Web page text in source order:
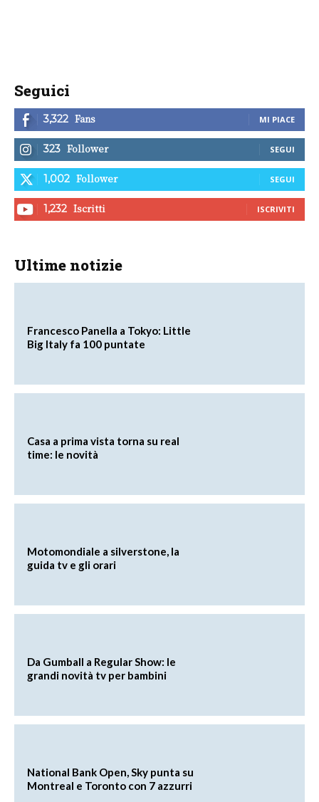
Seguici
3,322 Fans MI PIACE
323 Follower SEGUI
1,002 Follower SEGUI
1,232 Iscritti ISCRIVITI
Ultime notizie
Francesco Panella a Tokyo: Little
Big Italy fa 100 puntate
Casa a prima vista torna su real
time: le novità
Motomondiale a silverstone, la
guida tv e gli orari
Da Gumball a Regular Show: le
grandi novità tv per bambini
National Bank Open, Sky punta su
Montreal e Toronto con 7 azzurri